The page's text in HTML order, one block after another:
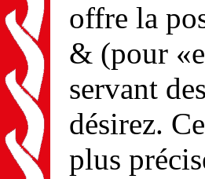
offre la
& (pour
servant
désirez.
plus